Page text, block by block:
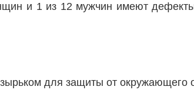
и 1 из 12 мужчин имеют дефекты
для защиты от окружающего